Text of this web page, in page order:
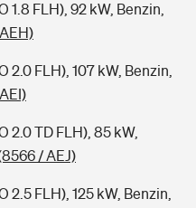
1.8 FLH), 92 kW, Benzin,
2.0 FLH), 107 kW, Benzin,
2.0 TD FLH), 85 kW,
/ AEJ)
2.5 FLH), 125 kW, Benzin,